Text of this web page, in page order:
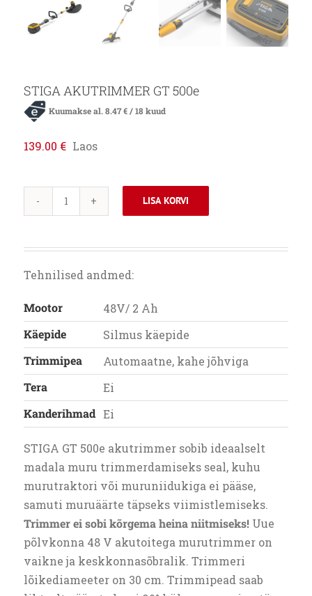
STIGA AKUTRIMMER GT 500e
Kuumakse al.8.47€/ 18 kuud
139.00 € Laos
STIGA
GT
LISA KORVI
Tehnilised andmed:
Mootor
48V/ 2 Ah
Käepide
Silmus käepide
Trimmipea
Automaatne, kahe jõhviga
Tera
Ei
Kanderihmad Ei
STIGA GT 500e akutrimmer sobib ideaalselt
madala muru trimmerdamiseks seal, kuhu
murutraktori või muruniidukiga ei pääse,
samuti muruäärte täpseks viimistlemiseks.
Trimmer ei sobi kõrgema heina niitmiseks!Uue
põlvkonna 48 V akutoitega murutrimmer on
vaikne ja keskkonnasõbralik. Trimmeri
lõikediameeter on 30 cm. Trimmipead saab